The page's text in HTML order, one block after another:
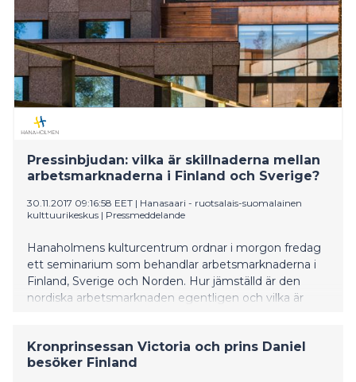
Pressinbjudan: vilka är skillnaderna mellan
arbetsmarknaderna i Finland och Sverige?
30.11.2017 09:16:58 EET | Hanasaari - ruotsalais-suomalainen
kulttuurikeskus | Pressmeddelande
Hanaholmens kulturcentrum ordnar i morgon fredag
ett seminarium som behandlar arbetsmarknaderna i
Finland, Sverige och Norden. Hur jämställd är den
nordiska arbetsmarknaden egentligen och vilka är
Kronprinsessan Victoria och prins Daniel
besöker Finland